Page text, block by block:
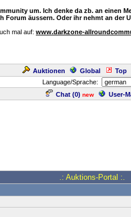
um. Ich denke da zb. an einen
Forum äussern. Oder ihr nehmt an
mal auf: www.darkzone-
Auktionen Global Top
Language/Sprache:
Chat (0) new User-
.: Auktions-Portal :.